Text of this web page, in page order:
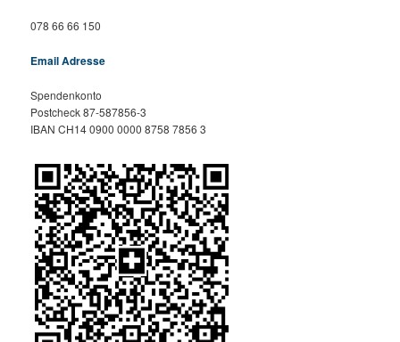
078 66 66 150
Email Adresse
Spendenkonto
Postcheck 87-587856-3
IBAN CH14 0900 0000 8758 7856 3